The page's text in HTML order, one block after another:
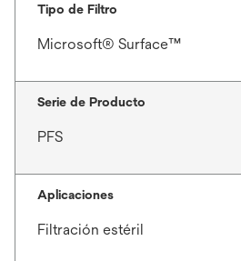
Tipo de Filtro
Microsoft® Surface™
Serie de Producto
PFS
Aplicaciones
Filtración estéril